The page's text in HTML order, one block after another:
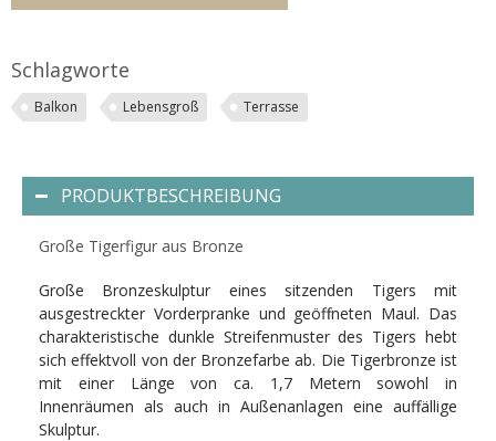
Schlagworte
Balkon Lebensgroß Terrasse
PRODUKTBESCHREIBUNG
Große Tigerfigur aus Bronze
Große Bronzeskulptur eines sitzenden Tigers mit
ausgestreckter Vorderpranke und geöffneten Maul. Das
charakteristische dunkle Streifenmuster des Tigers hebt
sich effektvoll von der Bronzefarbe ab. Die Tigerbronze ist
mit einer Länge von ca. 1,7 Metern sowohl in
Innenräumen als auch in Außenanlagen eine auffällige
Skulptur.